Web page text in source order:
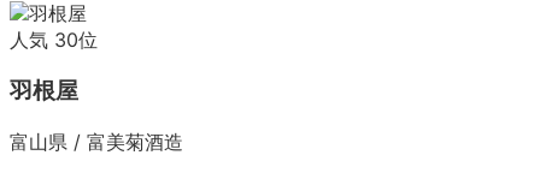
人気 30位
羽根屋
富山県 / 富美菊酒造